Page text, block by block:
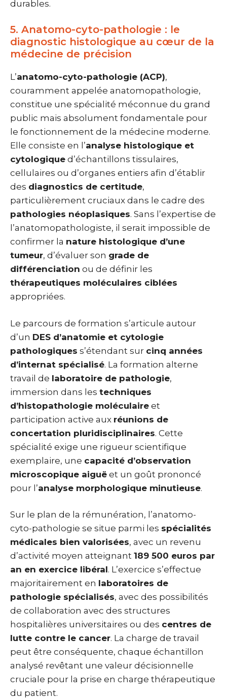
durables.
5. Anatomo-cyto-pathologie : le
diagnostic histologique au cœur de la
médecine de précision
L’anatomo-cyto-pathologie (ACP),
couramment appelée anatomopathologie,
constitue une spécialité méconnue du grand
public mais absolument fondamentale pour
le fonctionnement de la médecine moderne.
Elle consiste en l’analyse histologique et
cytologique d’échantillons tissulaires,
cellulaires ou d’organes entiers afin d’établir
des diagnostics de certitude,
particulièrement cruciaux dans le cadre des
pathologies néoplasiques. Sans l’expertise de
l’anatomopathologiste, il serait impossible de
confirmer la nature histologique d’une
tumeur, d’évaluer son grade de
différenciation ou de définir les
thérapeutiques moléculaires ciblées
appropriées.
Le parcours de formation s’articule autour
d’un DES d’anatomie et cytologie
pathologiques s’étendant sur cinq années
d’internat spécialisé. La formation alterne
travail de laboratoire de pathologie,
immersion dans les techniques
d’histopathologie moléculaire et
participation active aux réunions de
concertation pluridisciplinaires. Cette
spécialité exige une rigueur scientifique
exemplaire, une capacité d’observation
microscopique aiguë et un goût prononcé
pour l’analyse morphologique minutieuse.
Sur le plan de la rémunération, l’anatomo-
cyto-pathologie se situe parmi les spécialités
médicales bien valorisées, avec un revenu
d’activité moyen atteignant 189 500 euros par
an en exercice libéral. L’exercice s’effectue
majoritairement en laboratoires de
pathologie spécialisés, avec des possibilités
de collaboration avec des structures
hospitalières universitaires ou des centres de
lutte contre le cancer. La charge de travail
peut être conséquente, chaque échantillon
analysé revêtant une valeur décisionnelle
cruciale pour la prise en charge thérapeutique
du patient.